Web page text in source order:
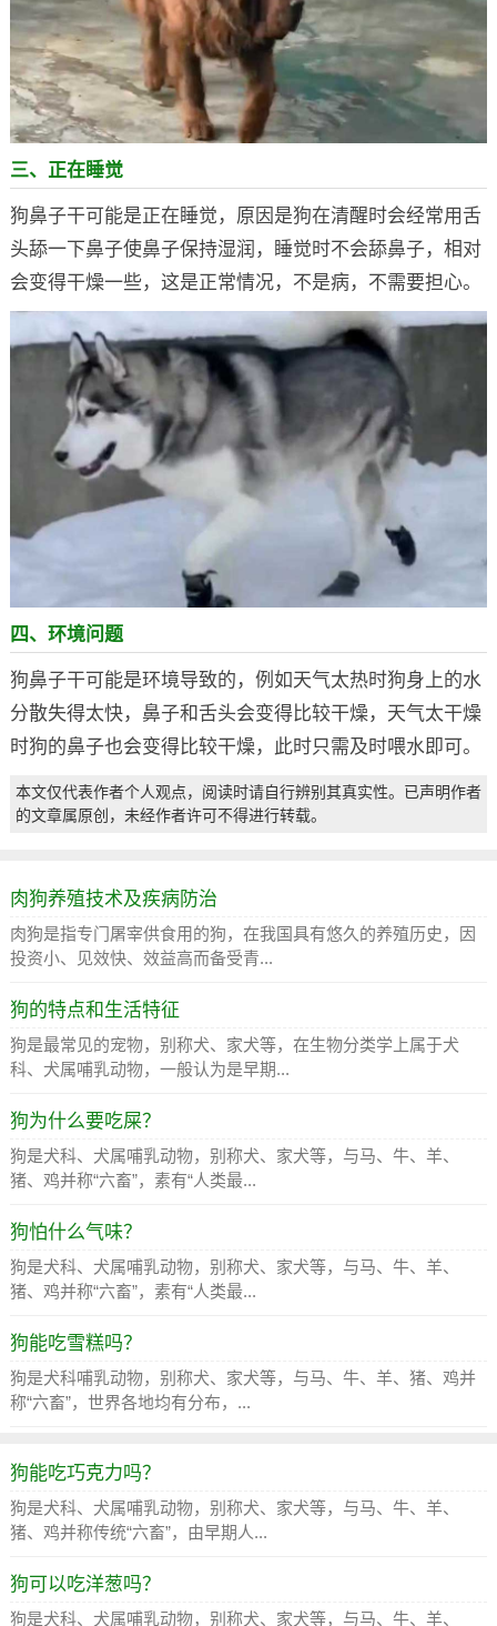
三、正在睡觉
狗鼻子干可能是正在睡觉，原因是狗在清醒时会经常用舌
头舔一下鼻子使鼻子保持湿润，睡觉时不会舔鼻子，相对
会变得干燥一些，这是正常情况，不是病，不需要担心。
四、环境问题
狗鼻子干可能是环境导致的，例如天气太热时狗身上的水
分散失得太快，鼻子和舌头会变得比较干燥，天气太干燥
时狗的鼻子也会变得比较干燥，此时只需及时喂水即可。
本文仅代表作者个人观点，阅读时请自行辨别其真实性。已声明作者
的文章属原创，未经作者许可不得进行转载。
肉狗养殖技术及疾病防治
肉狗是指专门屠宰供食用的狗，在我国具有悠久的养殖历史，因
投资小、见效快、效益高而备受青...
狗的特点和生活特征
狗是最常见的宠物，别称犬、家犬等，在生物分类学上属于犬
科、犬属哺乳动物，一般认为是早期...
狗为什么要吃屎？
狗是犬科、犬属哺乳动物，别称犬、家犬等，与马、牛、羊、
猪、鸡并称“六畜”，素有“人类最...
狗怕什么气味？
狗是犬科、犬属哺乳动物，别称犬、家犬等，与马、牛、羊、
猪、鸡并称“六畜”，素有“人类最...
狗能吃雪糕吗？
狗是犬科哺乳动物，别称犬、家犬等，与马、牛、羊、猪、鸡并
称“六畜”，世界各地均有分布，...
狗能吃巧克力吗？
狗是犬科、犬属哺乳动物，别称犬、家犬等，与马、牛、羊、
猪、鸡并称传统“六畜”，由早期人...
狗可以吃洋葱吗？
狗是犬科、犬属哺乳动物，别称犬、家犬等，与马、牛、羊、